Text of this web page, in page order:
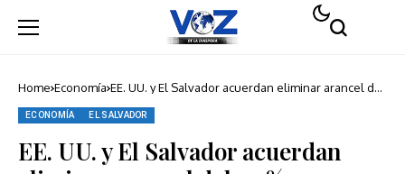
Home Economía EE. UU. y El Salvador acuerdan eliminar arancel del
ECONOMÍA EL SALVADOR
EE. UU. y El Salvador acuerdan